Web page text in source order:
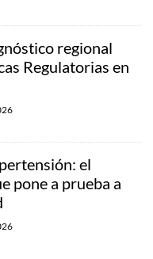
regional
Regulatorias en
el
pone a prueba a